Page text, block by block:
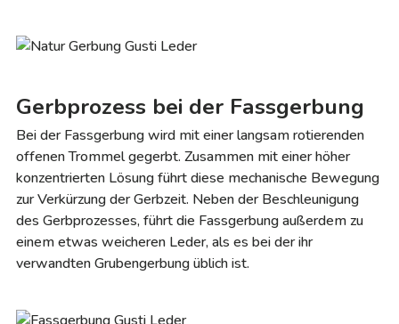
Gerbprozess bei der Fassgerbung
Bei der Fassgerbung wird mit einer langsam rotierenden
offenen Trommel gegerbt. Zusammen mit einer höher
konzentrierten Lösung führt diese mechanische Bewegung
zur Verkürzung der Gerbzeit. Neben der Beschleunigung
des Gerbprozesses, führt die Fassgerbung außerdem zu
einem etwas weicheren Leder, als es bei der ihr
verwandten Grubengerbung üblich ist.